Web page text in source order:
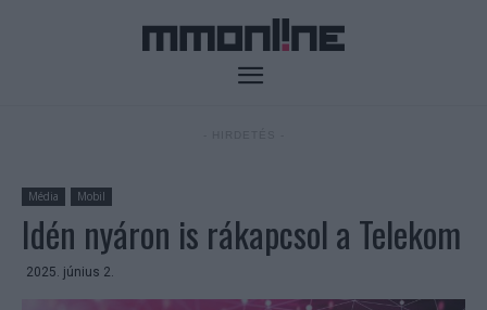
Média Mobil
Idén nyáron is rákapcsol a Telekom
2025. június 2.